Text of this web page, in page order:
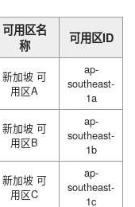
可用区名
称
可用区ID
新加坡 可
用区A
ap-
southeast-
1a
新加坡 可
用区B
ap-
southeast-
1b
新加坡 可
用区C
ap-
southeast-
1c